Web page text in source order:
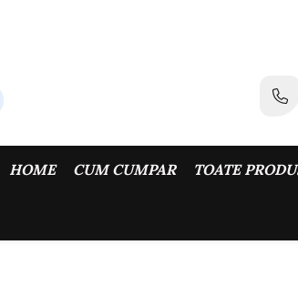
HOME CUM CUMPAR TOATE